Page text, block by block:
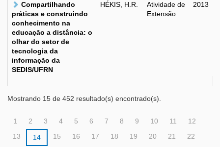
Compartilhando
práticas e construindo
conhecimento na
educação a distância: o
olhar do setor de
tecnologia da
informação da
SEDIS/UFRN
HÉKIS, H.R.
Atividade de
Extensão
2013
Mostrando 15 de 452 resultado(s) encontrado(s).
1 2 3 4 5 6 7 8 9 10 11
12
13
14 15 16 17 18 19 20 21
22